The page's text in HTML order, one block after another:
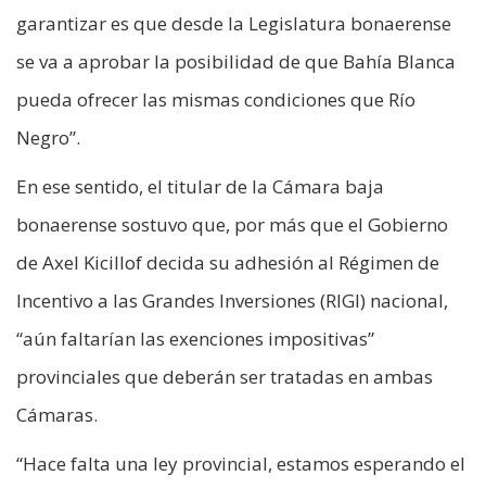
garantizar es que desde la Legislatura bonaerense
se va a aprobar la posibilidad de que Bahía Blanca
pueda ofrecer las mismas condiciones que Río
Negro”.
En ese sentido, el titular de la Cámara baja
bonaerense sostuvo que, por más que el Gobierno
de Axel Kicillof decida su adhesión al Régimen de
Incentivo a las Grandes Inversiones (RIGI) nacional,
“aún faltarían las exenciones impositivas”
provinciales que deberán ser tratadas en ambas
Cámaras.
“Hace falta una ley provincial, estamos esperando el